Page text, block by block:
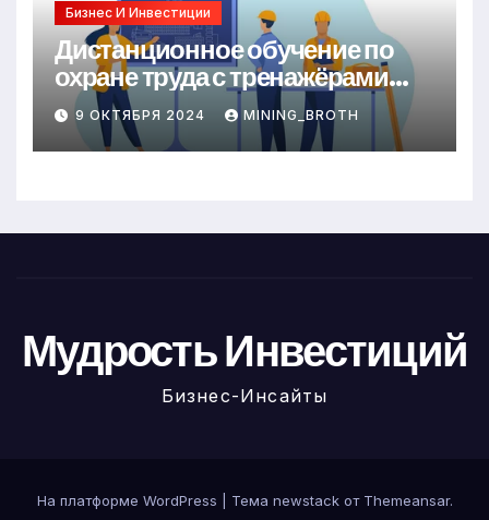
Бизнес И Инвестиции
Дистанционное обучение по
охране труда с тренажёрами
онлайн
9 ОКТЯБРЯ 2024 MINING_BROTH
Мудрость Инвестиций
Бизнес-Инсайты
На платформе WordPress Тема newstack от Themeansar.